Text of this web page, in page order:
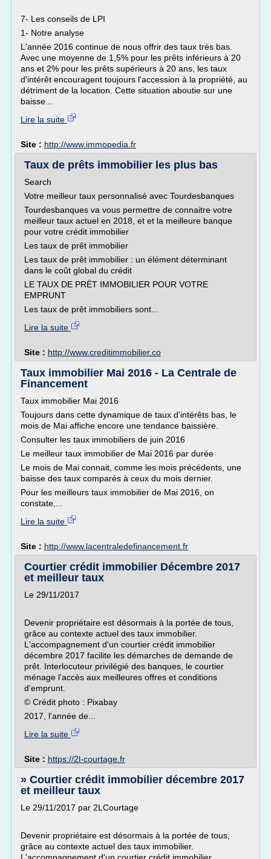
7- Les conseils de LPI
1- Notre analyse
L'année 2016 continue de nous offrir des taux très bas.
Avec une moyenne de 1,5% pour les prêts inférieurs à 20
ans et 2% pour les prêts supérieurs à 20 ans, les taux
d'intérêt encouragent toujours l'accession à la propriété, au
détriment de la location. Cette situation aboutie sur une
baisse...
Lire la suite
Site : http://www.immopedia.fr
Taux de prêts immobilier les plus bas
Search
Votre meilleur taux personnalisé avec Tourdesbanques
Tourdesbanques va vous permettre de connaitre votre
meilleur taux actuel en 2018, et et la meilleure banque
pour votre crédit immobilier
Les taux de prêt immobilier
Les taux de prêt immobilier : un élément déterminant
dans le coût global du crédit
LE TAUX DE PRËT IMMOBILIER POUR VOTRE
EMPRUNT
Les taux de prêt immobiliers sont...
Lire la suite
Site : http://www.creditimmobilier.co
Taux immobilier Mai 2016 - La Centrale de
Financement
Taux immobilier Mai 2016
Toujours dans cette dynamique de taux d'intérêts bas, le
mois de Mai affiche encore une tendance baissière.
Consulter les taux immobiliers de juin 2016
Le meilleur taux immobilier de Mai 2016 par durée
Le mois de Mai connait, comme les mois précédents, une
baisse des taux comparés à ceux du mois dernier.
Pour les meilleurs taux immobilier de Mai 2016, on
constate,...
Lire la suite
Site : http://www.lacentraledefinancement.fr
Courtier crédit immobilier Décembre 2017
et meilleur taux
Le 29/11/2017
Devenir propriétaire est désormais à la portée de tous,
grâce au contexte actuel des taux immobilier.
L'accompagnement d'un courtier crédit immobilier
décembre 2017 facilite les démarches de demande de
prêt. Interlocuteur privilégié des banques, le courtier
ménage l'accès aux meilleures offres et conditions
d'emprunt.
© Crédit photo : Pixabay
2017, l'année de...
Lire la suite
Site : https://2l-courtage.fr
» Courtier crédit immobilier décembre 2017
et meilleur taux
Le 29/11/2017 par 2LCourtage
Devenir propriétaire est désormais à la portée de tous,
grâce au contexte actuel des taux immobilier.